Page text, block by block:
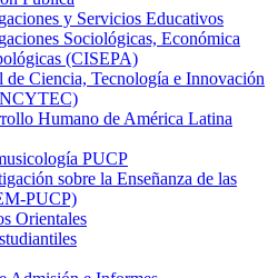
y Servicios Educativos
Sociológicas, Económica
(CISEPA)
de Ciencia, Tecnología e Innovación
Humano de América Latina
PUCP
sobre la Enseñanza de las
PUCP)
Orientales